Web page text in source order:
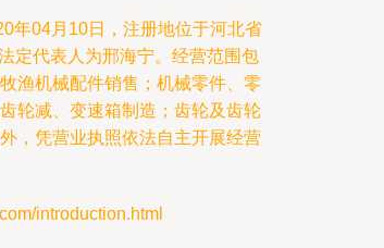
年04月10日，注册地位于河北省
定代表人为邢海宁。经营范围包
渔机械配件销售；机械零件、零
轮减、变速箱制造；齿轮及齿轮
，凭营业执照依法自主开展经营
introduction.html